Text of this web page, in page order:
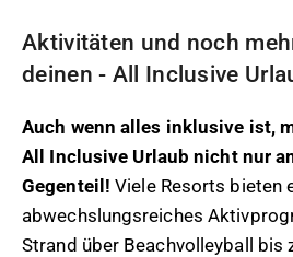
Aktivitäten und noch
deinen - All Inclusive
Auch wenn alles inklusive ist,
All Inclusive Urlaub nicht nur
Gegenteil! Viele Resorts bieten
abwechslungsreiches
Strand über Beachvolleyball bis